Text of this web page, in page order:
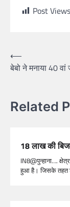
Post
⟵
बेबो ने मनाया 40 वां
Related
18 लाख की
IN8@पुन्हाना….
हुआ है। जिसके तहत